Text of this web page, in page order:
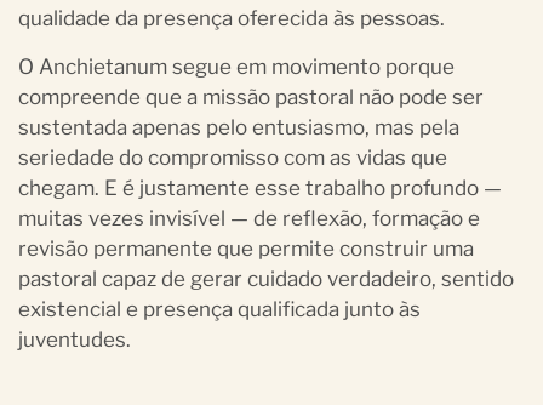
qualidade da presença oferecida às pessoas.
O Anchietanum segue em movimento porque
compreende que a missão pastoral não pode ser
sustentada apenas pelo entusiasmo, mas pela
seriedade do compromisso com as vidas que
chegam. E é justamente esse trabalho profundo —
muitas vezes invisível — de reflexão, formação e
revisão permanente que permite construir uma
pastoral capaz de gerar cuidado verdadeiro, sentido
existencial e presença qualificada junto às
juventudes.